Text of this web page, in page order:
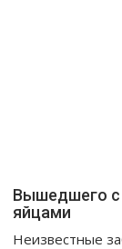
Вышедшего с
яйцами
Неизвестные